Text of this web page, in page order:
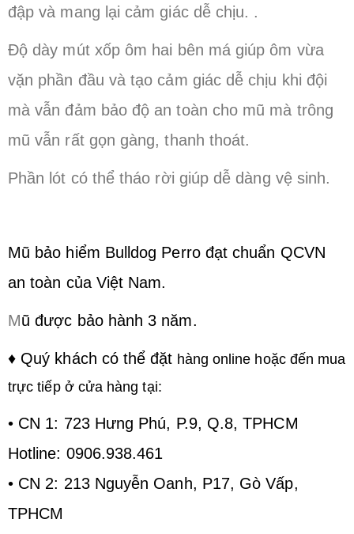
đập và mang lại cảm giác dễ chịu. .
Độ dày mút xốp ôm hai bên má giúp ôm vừa
vặn phần đầu và tạo cảm giác dễ chịu khi đội
mà vẫn đảm bảo độ an toàn cho mũ mà trông
mũ vẫn rất gọn gàng, thanh thoát.
Phần lót có thể tháo rời giúp dễ dàng vệ sinh.
Mũ bảo hiểm Bulldog Perro đạt chuẩn QCVN
an toàn của Việt Nam.
Mũ được bảo hành 3 năm.
♦ Quý khách có thể đặt hàng online hoặc đến mua
trực tiếp ở cửa hàng tại:
• CN 1: 723 Hưng Phú, P.9, Q.8, TPHCM
Hotline: 0906.938.461
• CN 2: 213 Nguyễn Oanh, P17, Gò Vấp,
TPHCM